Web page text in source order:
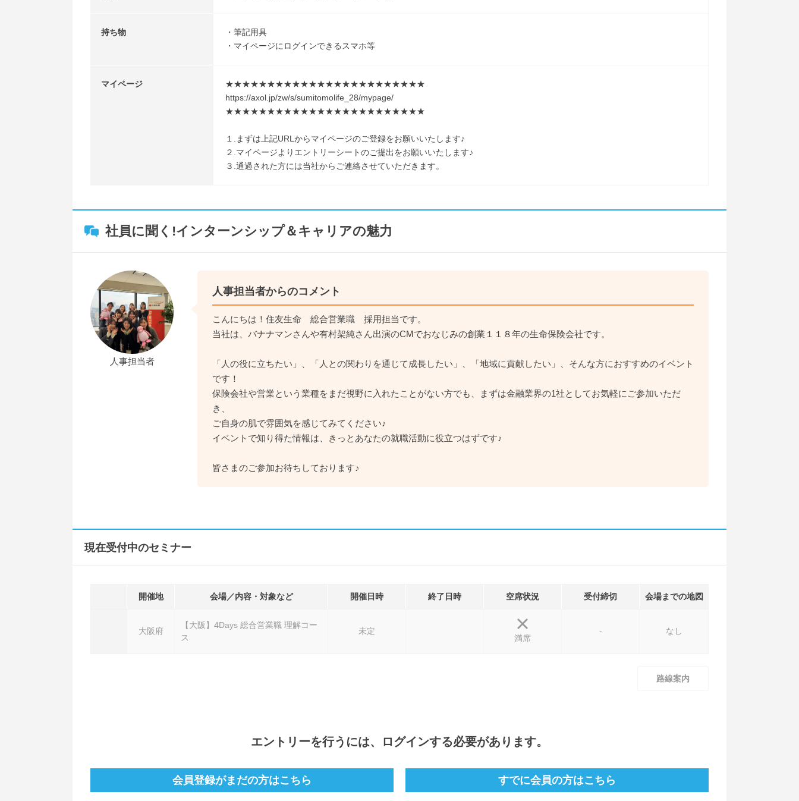
持ち物
・筆記用具
・マイページにログインできるスマホ等
マイページ
★★★★★★★★★★★★★★★★★★★★★★★★
https://axol.jp/zw/s/sumitomolife_28/mypage/
★★★★★★★★★★★★★★★★★★★★★★★★
１.まずは上記URLからマイページのご登録をお願いいたします♪
２.マイページよりエントリーシートのご提出をお願いいたします♪
３.通過された方には当社からご連絡させていただきます。
社員に聞く!インターンシップ＆キャリアの魅力
人事担当者
人事担当者からのコメント
こんにちは！住友生命 総合営業職 採用担当です。
当社は、バナナマンさんや有村架純さん出演のCMでおなじみの創業１１８年の生命保険会社です。
「人の役に立ちたい」、「人との関わりを通じて成長したい」、「地域に貢献したい」、そんな方におすすめのイベント
です！
保険会社や営業という業種をまだ視野に入れたことがない方でも、まずは金融業界の1社としてお気軽にご参加いただ
き、
ご自身の肌で雰囲気を感じてみてください♪
イベントで知り得た情報は、きっとあなたの就職活動に役立つはずです♪
皆さまのご参加お待ちしております♪
現在受付中のセミナー
開催地 会場／内容・対象など 開催日時 終了日時 空席状況 受付締切 会場までの地図
大阪府
【大阪】4Days 総合営業職 理解コー
ス
未定
満席
- なし
路線案内
エントリーを行うには、ログインする必要があります。
すでに会員の方はこちら
会員登録がまだの方はこちら